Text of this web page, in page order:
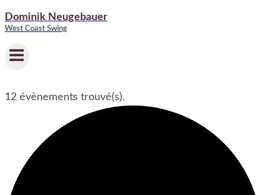
Dominik Neugebauer
West Coast Swing
12 évènements trouvé(s).